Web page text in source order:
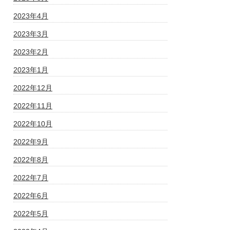
2023年4月
2023年3月
2023年2月
2023年1月
2022年12月
2022年11月
2022年10月
2022年9月
2022年8月
2022年7月
2022年6月
2022年5月